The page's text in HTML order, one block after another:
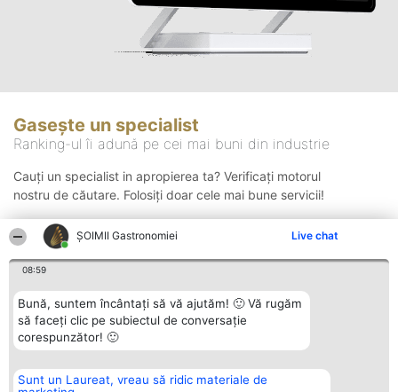
ȘOIMII Gastronomiei Live chat
08:59
Bună, suntem încântați să vă ajutăm! 🙂 Vă rugăm
să faceți clic pe subiectul de conversație
corespunzător! 🙂
Sunt un Laureat, vreau să ridic materiale de
Gasește un specialist
Ranking-ul îi adună pe cei mai buni din industrie
Cauți un specialist in apropierea ta? Verificați motorul
nostru de căutare. Folosiți doar cele mai bune servicii!
Organizator Ranking Plebiscyt Contact